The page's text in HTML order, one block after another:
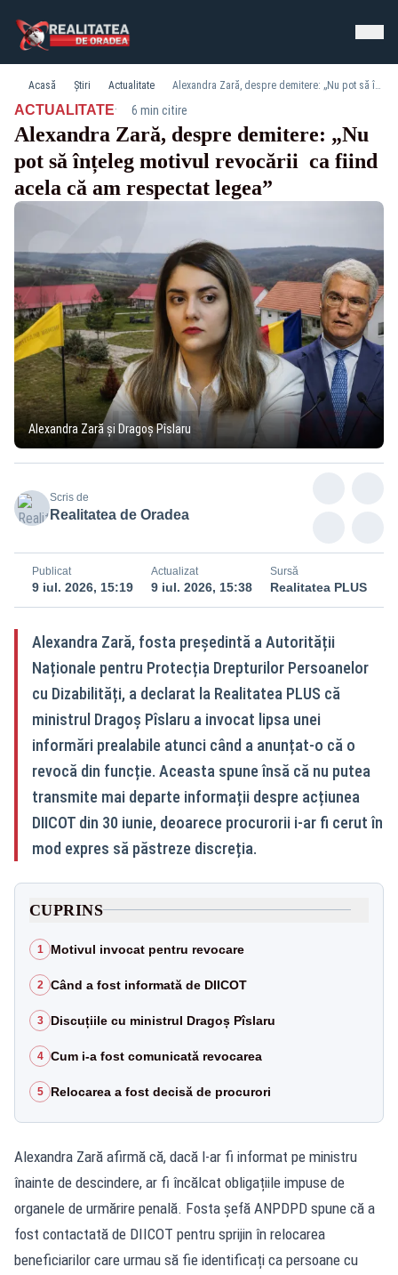
Acasă Știri Actualitate Alexandra Zară, despre demitere: „Nu pot să înțeleg motivul revocării ca fiind acela că am respectat legea”
ACTUALITATE· 6 min citire
Alexandra Zară, despre demitere: „Nu
pot să înțeleg motivul revocării ca fiind
acela că am respectat legea”
Alexandra Zară și Dragoș Pîslaru
Scris de
Realitatea de Oradea
Publicat
9 iul. 2026, 15:19
Actualizat
9 iul. 2026, 15:38
Sursă
Realitatea PLUS
Alexandra Zară, fosta președintă a Autorității
Naționale pentru Protecția Drepturilor Persoanelor
cu Dizabilități, a declarat la Realitatea PLUS că
ministrul Dragoș Pîslaru a invocat lipsa unei
informări prealabile atunci când a anunțat-o că o
revocă din funcție. Aceasta spune însă că nu putea
transmite mai departe informații despre acțiunea
DIICOT din 30 iunie, deoarece procurorii i-ar fi cerut în
mod expres să păstreze discreția.
CUPRINS
1 Motivul invocat pentru revocare
2 Când a fost informată de DIICOT
3 Discuțiile cu ministrul Dragoș Pîslaru
4 Cum i-a fost comunicată revocarea
5 Relocarea a fost decisă de procurori
Alexandra Zară afirmă că, dacă l-ar fi informat pe ministru
înainte de descindere, ar fi încălcat obligațiile impuse de
organele de urmărire penală. Fosta șefă ANPDPD spune că a
fost contactată de DIICOT pentru sprijin în relocarea
beneficiarilor care urmau să fie identificați ca persoane cu